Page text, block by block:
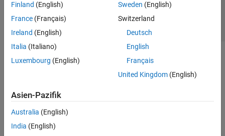
Finland (English)
France (Français)
Ireland (English)
Italia (Italiano)
Luxembourg (English)
Sweden (English)
Switzerland
Deutsch
English
Français
United Kingdom(English)
Asien-Pazifik
Australia (English)
India (English)
Website auswählen
Deutschland